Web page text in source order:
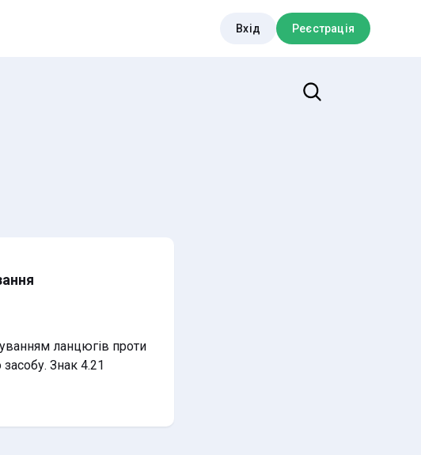
Вхід Реєстрація
Пошук
ланцюгів проти
Знак 4.21